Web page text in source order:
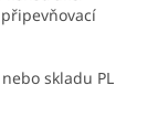
skladu PL